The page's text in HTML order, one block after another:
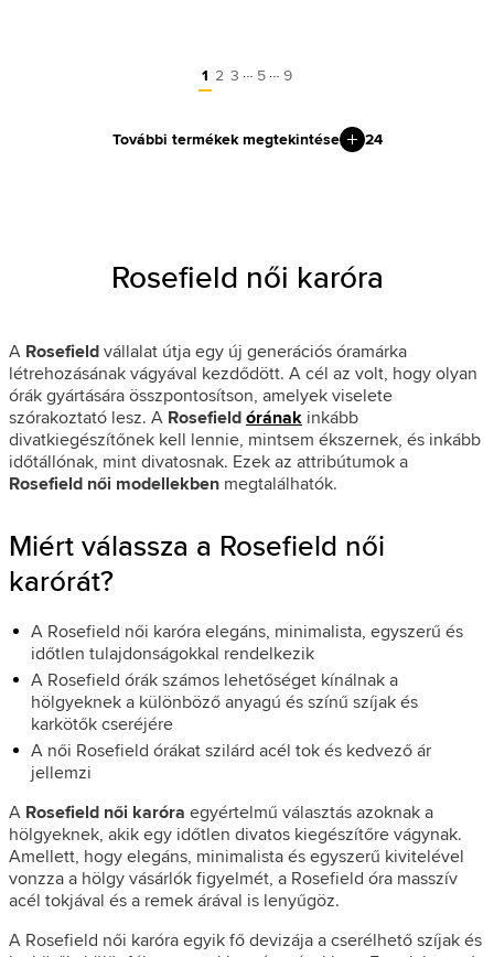
1 2 3 … 5 … 9
További termékek megtekintése 24
Rosefield női karóra
A Rosefieldvállalat útja egy új generációs óramárka
létrehozásának vágyával kezdődött. A cél az volt, hogy olyan
órák gyártására összpontosítson, amelyek viselete
szórakoztató lesz. A Rosefieldórának inkább
divatkiegészítőnek kell lennie, mintsem ékszernek, és inkább
időtállónak, mint divatosnak. Ezek az attribútumok a
Rosefield női modellekben megtalálhatók.
Miért válassza a Rosefield női
karórát?
A Rosefield női karóra elegáns, minimalista, egyszerű és
időtlen tulajdonságokkal rendelkezik
A Rosefield órák számos lehetőséget kínálnak a
hölgyeknek a különböző anyagú és színű szíjak és
karkötők cseréjére
A női Rosefield órákat szilárd acél tok és kedvező ár
jellemzi
A Rosefield női karóra egyértelmű választás azoknak a
hölgyeknek, akik egy időtlen divatos kiegészítőre vágynak.
Amellett, hogy elegáns, minimalista és egyszerű kivitelével
vonzza a hölgy vásárlók figyelmét, a Rosefield óra masszív
acél tokjával és a remek árával is lenyűgöz.
A Rosefield női karóra egyik fő devizája a cserélhető szíjak és